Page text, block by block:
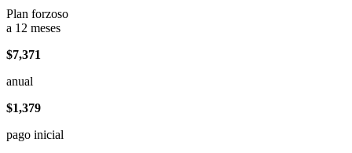
Plan forzoso
a 12 meses
$7,371
anual
$1,379
pago inicial